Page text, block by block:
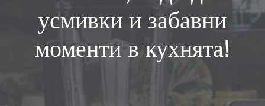
усмивки и забавни
моменти в кухнята!